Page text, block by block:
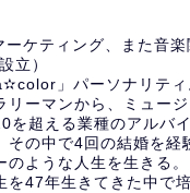
ケティング、また音楽
立）
」パーソナリティ
リーマンから、ミュー
を超える業種のアルバ
その中で4回の結婚を経
のような人生を生きる
を47年生きてきた中で